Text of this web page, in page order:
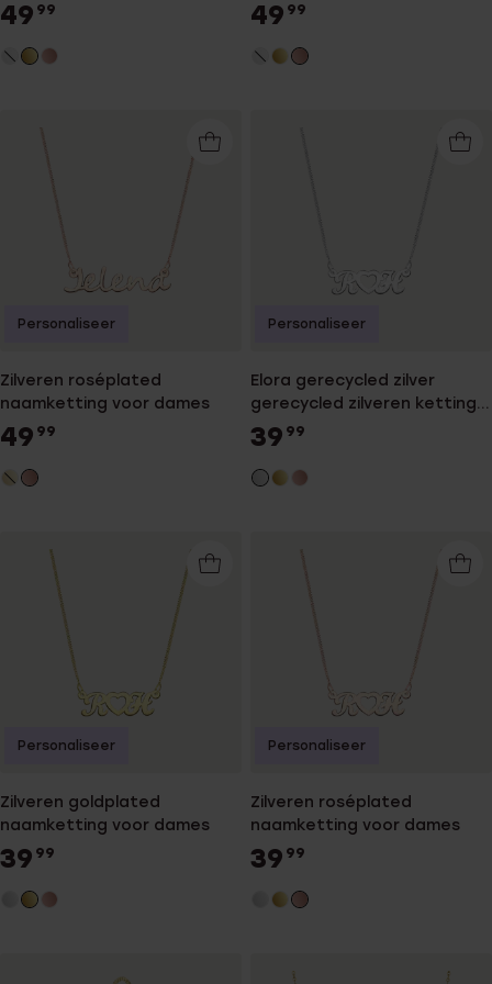
49 99 49 99
Zilveren roséplated
naamketting voor dames
49 99
Personaliseer
Elora gerecycled zilver
gerecycled zilveren ketting
voor dames
39 99
Personaliseer
Zilveren goldplated
naamketting voor dames
39 99
Personaliseer
Zilveren roséplated
naamketting voor dames
39 99
Personaliseer